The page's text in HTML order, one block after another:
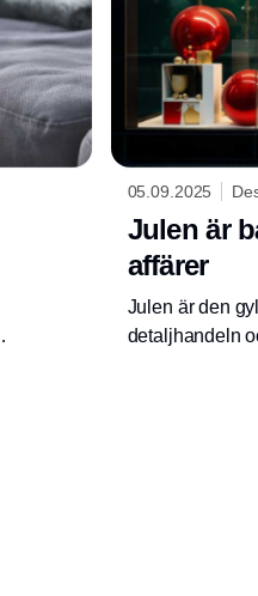
försäljningen.
05.09.2025
Julen är
affärer
Julen är den
detaljhandeln